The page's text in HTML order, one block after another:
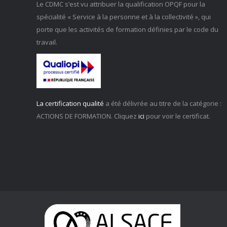
Le CDMC s’est vu attribuer la qualification OPQF pour la
spécialité « Service à la personne et à la collectivité », qui
porte que les activités de formation définies par le code du
travail.
La certification qualité a été délivrée au titre de la catégorie :
ACTIONS DE FORMATION. Cliquez ici pour voir le certificat.